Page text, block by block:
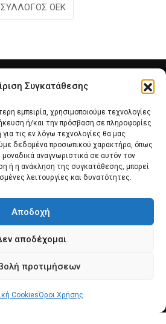
Συγκατάθεσης
εμπειρία, χρησιμοποιούμε τεχνολογίες
ή/και την πρόσβαση σε πληροφορίες
τις εν λόγω τεχνολογίες θα μας
δεδομένα προσωπικού χαρακτήρα, όπως
αναγνωριστικά σε αυτόν τον
ή η ανάκληση της συγκατάθεσης, μπορεί
λειτουργίες και δυνατότητες.
Αποδοχή
αποδέχομαι
προτιμήσεων
CookiesΌροι Χρήσης
ΣΥΛΛΟΓΟΣ ΟΕΚ
Συλλόγου Θέματα e-Magazino
Cookies (ΕΕ)
pansypo.gr